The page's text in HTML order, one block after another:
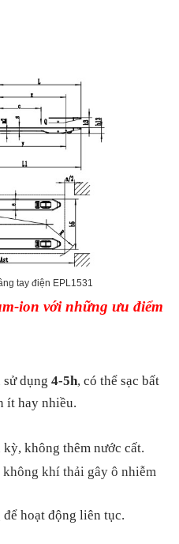
tay điện EPL1531
ion với những ưu điểm
dụng 4-5h, có thể sạc bất
ít hay nhiều.
không thêm nước cất.
khí thải gây ô nhiễm
hoạt động liên tục.